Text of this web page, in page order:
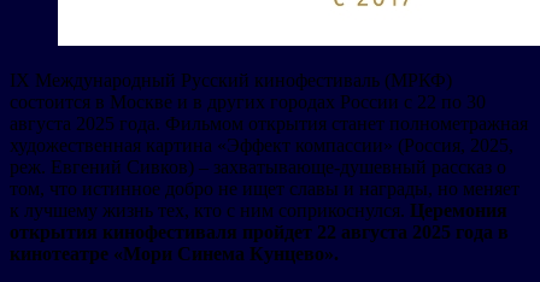
IX Международный Русский кинофестиваль (МРКФ)
состоится в Москве и в других городах России с 22 по 30
августа 2025 года. Фильмом открытия станет полнометражная
художественная картина «Эффект компассии» (Россия, 2025,
реж. Евгений Сивков) – захватывающе-душевный рассказ о
том, что истинное добро не ищет славы и награды, но меняет
к лучшему жизнь тех, кто с ним соприкоснулся. Церемония
открытия кинофестиваля пройдет 22 августа 2025 года в
кинотеатре «Мори Синема Кунцево».